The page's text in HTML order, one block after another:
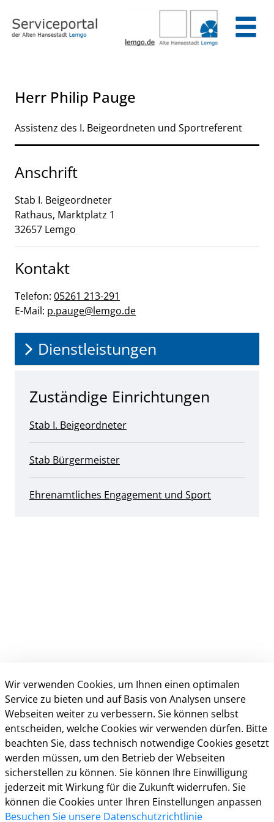
Herr Philip Pauge
Assistenz des I. Beigeordneten und Sportreferent
Anschrift
Stab I. Beigeordneter
Rathaus, Marktplatz 1
32657 Lemgo
Kontakt
Telefon: 05261 213-291
E-Mail: p.pauge@​lemgo.de
Dienstleistungen
Zuständige Einrichtungen
Stab I. Beigeordneter
Stab Bürgermeister
Ehrenamtliches Engagement und Sport
Kontakt
Öffnungszeiten
Häuftig gestellte Fragen (FAQ)
Impressum
Datenschutz
Kontakt
Wir verwenden Cookies, um Ihnen einen optimalen
Service zu bieten und auf Basis von Analysen unsere
Webseiten weiter zu verbessern. Sie können selbst
entscheiden, welche Cookies wir verwenden dürfen. Bitte
beachten Sie, dass technisch notwendige Cookies gesetzt
werden müssen, um den Betrieb der Webseiten
sicherstellen zu können. Sie können Ihre Einwilligung
jederzeit mit Wirkung für die Zukunft widerrufen. Sie
können die Cookies unter Ihren Einstellungen anpassen
Besuchen Sie unsere Datenschutzrichtlinie